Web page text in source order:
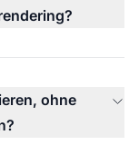
ohne